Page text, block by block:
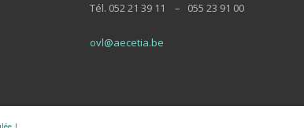
Tél. 052 21 39 11 – 055 23 91 00
ovl@aecetia.be